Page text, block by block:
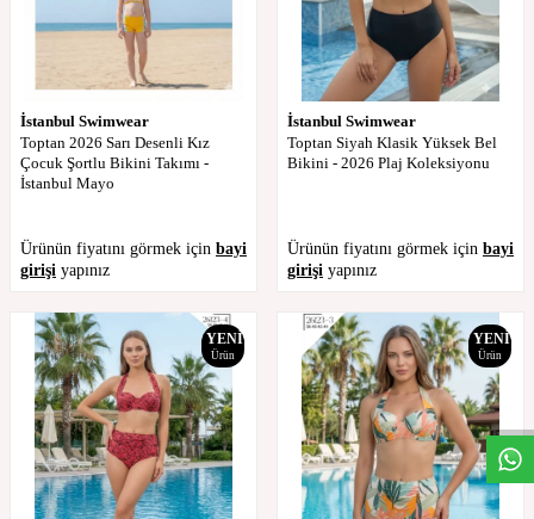
W
h
t
s
a
p
p
D
e
s
t
e
H
a
t
t
İstanbul Swimwear
Toptan 2026 Sarı Desenli Kız
Çocuk Şortlu Bikini Takımı -
İstanbul Mayo
Ürünün fiyatını görmek için bayi
girişi yapınız
İstanbul Swimwear
Toptan Siyah Klasik Yüksek Bel
Bikini - 2026 Plaj Koleksiyonu
Ürünün fiyatını görmek için bayi
girişi yapınız
YENI
Ürün
YENI
Ürün